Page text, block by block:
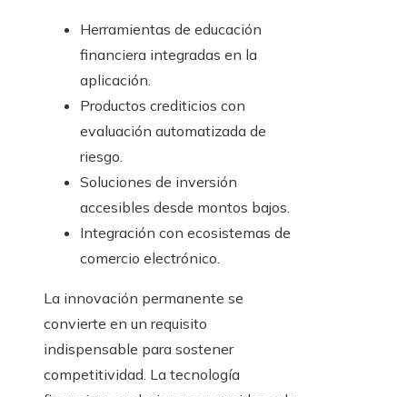
Herramientas de educación
financiera integradas en la
aplicación.
Productos crediticios con
evaluación automatizada de
riesgo.
Soluciones de inversión
accesibles desde montos bajos.
Integración con ecosistemas de
comercio electrónico.
La innovación permanente se
convierte en un requisito
indispensable para sostener
competitividad. La tecnología